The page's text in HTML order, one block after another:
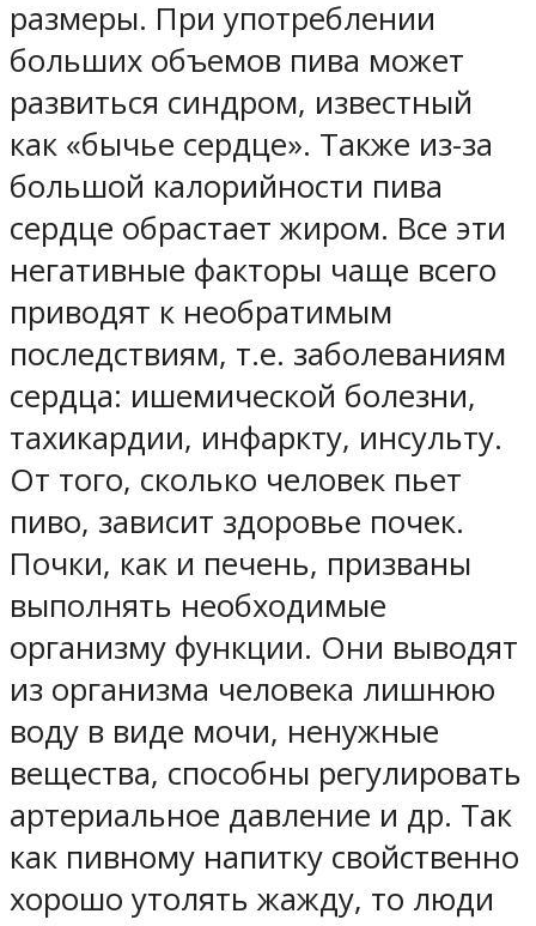
размеры. При употреблении
больших объемов пива может
развиться синдром, известный
как «бычье сердце». Также из-за
большой калорийности пива
сердце обрастает жиром. Все эти
негативные факторы чаще всего
приводят к необратимым
последствиям, т.е. заболеваниям
сердца: ишемической болезни,
тахикардии, инфаркту, инсульту.
От того, сколько человек пьет
пиво, зависит здоровье почек.
Почки, как и печень, призваны
выполнять необходимые
организму функции. Они выводят
из организма человека лишнюю
воду в виде мочи, ненужные
вещества, способны регулировать
артериальное давление и др. Так
как пивному напитку свойственно
хорошо утолять жажду, то люди